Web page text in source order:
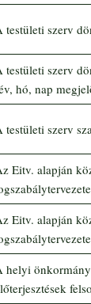
testületi szerv
testületi szerv
hó, nap
testületi szerv
Eitv. alapján
Eitv. alapján
helyi